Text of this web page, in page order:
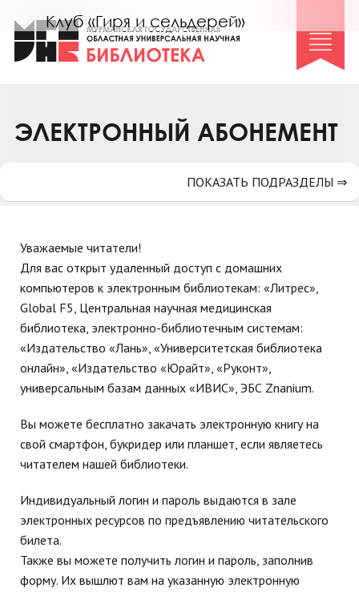
Клуб «Гиря и сельдерей»
Клуб «Семейный архив»
Коллегам
ЭЛЕКТРОННЫЙ АБОНЕМЕНТ
Уважаемые читатели!
Для вас открыт удаленный доступ с домашних
компьютеров к электронным библиотекам: «Литрес»,
Global F5, Центральная научная медицинская
библиотека, электронно-библиотечным системам:
«Издательство «Лань», «Университетская библиотека
онлайн», «Издательство «Юрайт», «Руконт»,
универсальным базам данных «ИВИС», ЭБС Znanium.
Вы можете бесплатно закачать электронную книгу на
свой смартфон, букридер или планшет, если являетесь
читателем нашей библиотеки.
Индивидуальный логин и пароль выдаются в зале
электронных ресурсов по предъявлению читательского
билета.
Также вы можете получить логин и пароль, заполнив
форму. Их вышлют вам на указанную электронную
ПОКАЗАТЬ ПОДРАЗДЕЛЫ ⇒